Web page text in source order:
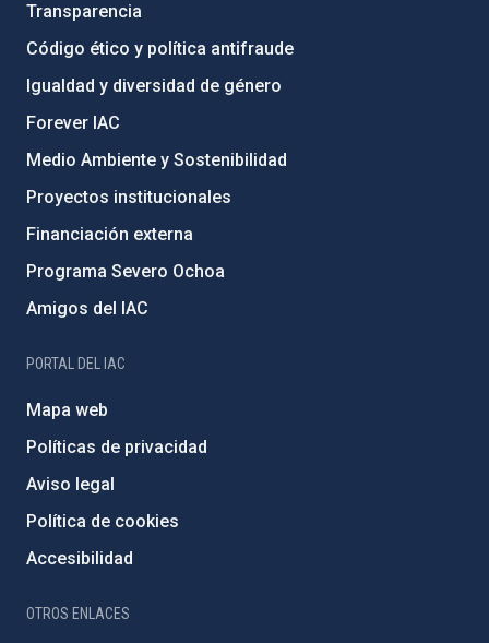
Transparencia
Código ético y política antifraude
Igualdad y diversidad de género
Forever IAC
Medio Ambiente y Sostenibilidad
Proyectos institucionales
Financiación externa
Programa Severo Ochoa
Amigos del IAC
PORTAL DEL IAC
Mapa web
Políticas de privacidad
Aviso legal
Política de cookies
Accesibilidad
OTROS ENLACES